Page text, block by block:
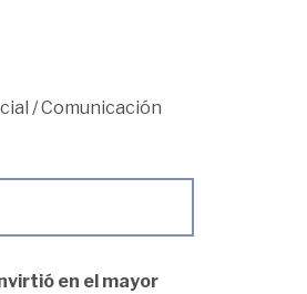
/Comunicación
en el mayor